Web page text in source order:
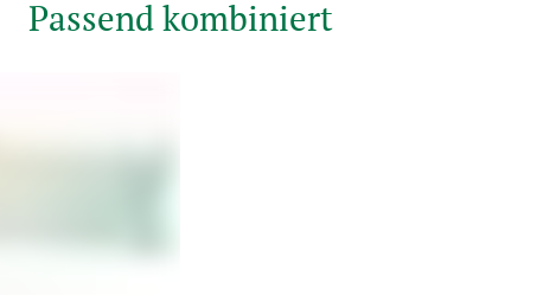
Passend kombiniert